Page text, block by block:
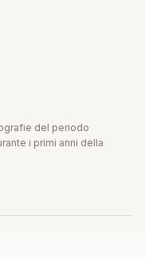
del periodo
i primi anni della